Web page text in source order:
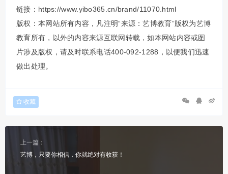
链接：https://www.yibo365.cn/brand/11070.html
版权：本网站所有内容，凡注明“来源：艺博教育”版权为艺博
教育所有，以外的内容来源互联网转载，如本网站内容或图
片涉及版权，请及时联系电话400-092-1288，以便我们迅速
做出处理。
收藏
上一篇：
艺博，只要你相信，你就绝对有收获！